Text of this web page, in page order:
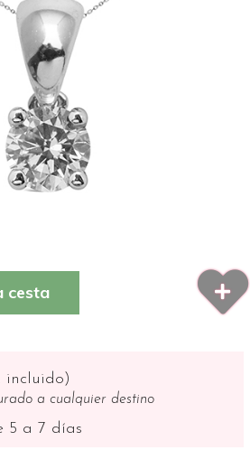
cesta
incluido)
a cualquier destino
5 a 7 días